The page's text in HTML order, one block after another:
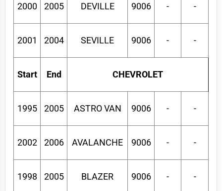
2000 2005 DEVILLE 9006 - -
2001 2004 SEVILLE 9006 - -
Start End CHEVROLET
1995 2005 ASTRO VAN 9006 - -
2002 2006 AVALANCHE 9006 - -
1998 2005 BLAZER 9006 - -